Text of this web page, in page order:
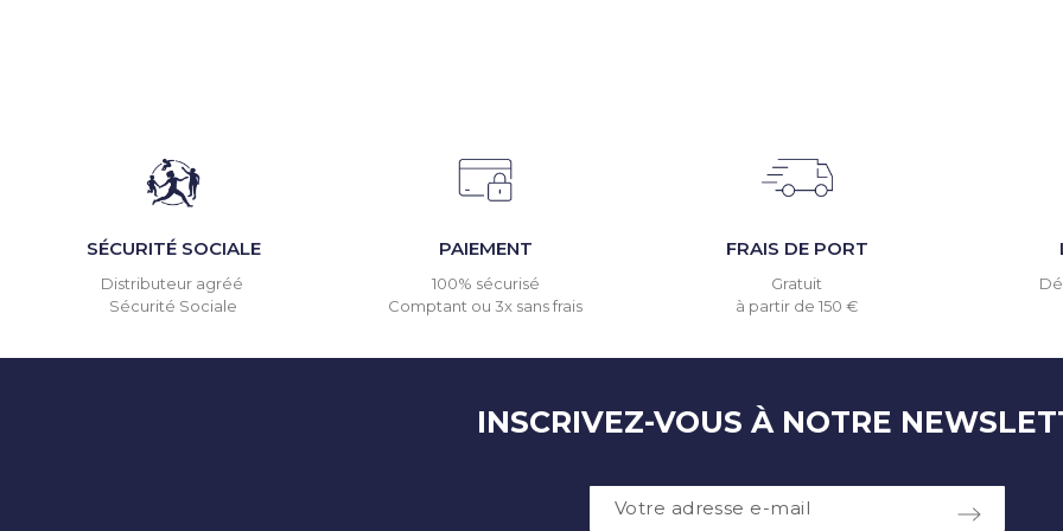
SÉCURITÉ SOCIALE
Distributeur agréé
Sécurité Sociale
PAIEMENT
100% sécurisé
Comptant ou 3x sans frais
FRAIS DE PORT
Gratuit
à partir de 150 €
INSCRIVEZ-VOUS À NOTRE